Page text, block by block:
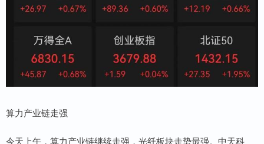
算力产业链走强
今天上午，算力产业链继续走强，光纤板块走势最强。中天科